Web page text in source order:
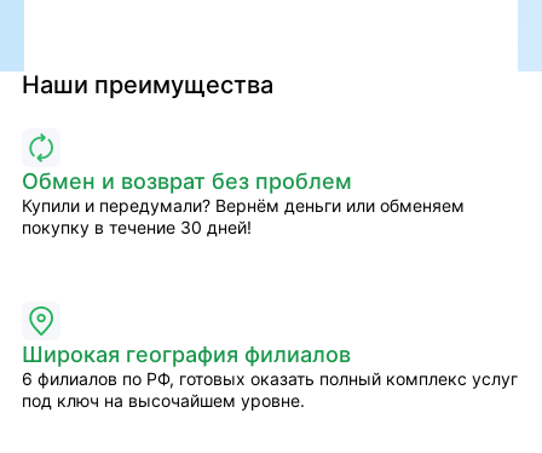
Наши преимущества
Обмен и возврат без проблем
Купили и передумали? Вернём деньги или обменяем
покупку в течение 30 дней!
Широкая география филиалов
6 филиалов по РФ, готовых оказать полный комплекс услуг
под ключ на высочайшем уровне.